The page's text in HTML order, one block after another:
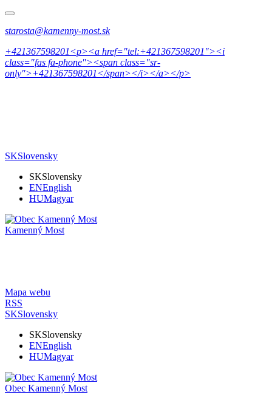
starosta@kamenny-most.sk
+421367598201<p><a href="tel:+421367598201"><i
class="fas fa-phone"><span class="sr-
only">+421367598201</span></i></a></p>
SKSlovensky
SKSlovensky
ENEnglish
HUMagyar
Kamenný Most
Mapa webu
RSS
SKSlovensky
SKSlovensky
ENEnglish
HUMagyar
Obec Kamenný Most